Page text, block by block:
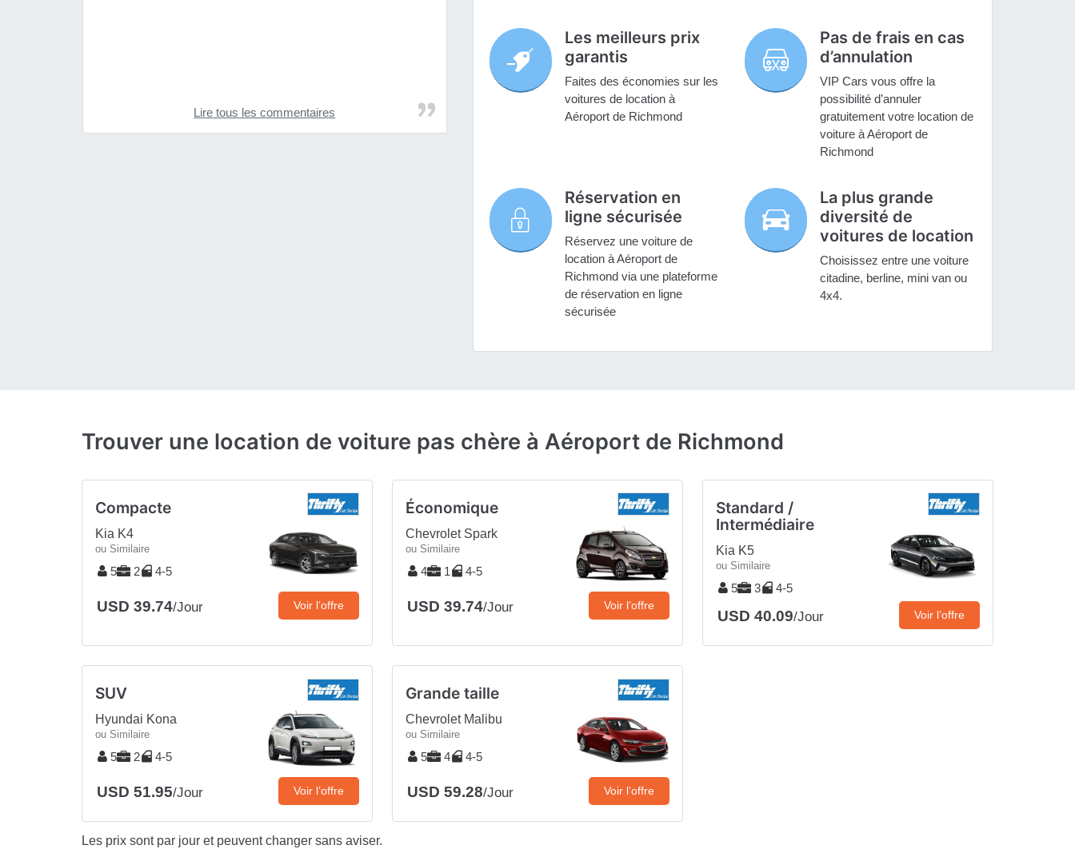
Lire tous les commentaires
Les meilleurs prix
garantis
Faites des économies sur les
voitures de location à
Aéroport de Richmond
Pas de frais en cas
d’annulation
VIP Cars vous offre la
possibilité d’annuler
gratuitement votre location de
voiture à Aéroport de
Richmond
Réservation en
ligne sécurisée
Réservez une voiture de
location à Aéroport de
Richmond via une plateforme
de réservation en ligne
sécurisée
La plus grande
diversité de
voitures de location
Choisissez entre une voiture
citadine, berline, mini van ou
4x4.
Trouver une location de voiture pas chère à Aéroport de Richmond
Compacte
Kia K4
ou Similaire
5 2 4-5
USD 39.74/Jour Voir l’offre
Économique
Chevrolet Spark
ou Similaire
4 1 4-5
USD 39.74/Jour Voir l’offre
Standard /
Intermédiaire
Kia K5
ou Similaire
5 3 4-5
USD 40.09/Jour Voir l’offre
SUV
Hyundai Kona
ou Similaire
5 2 4-5
USD 51.95/Jour Voir l’offre
Grande taille
Chevrolet Malibu
ou Similaire
5 4 4-5
USD 59.28/Jour Voir l’offre
Les prix sont par jour et peuvent changer sans aviser.